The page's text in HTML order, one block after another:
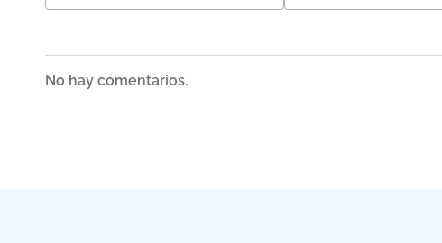
No hay comentarios.